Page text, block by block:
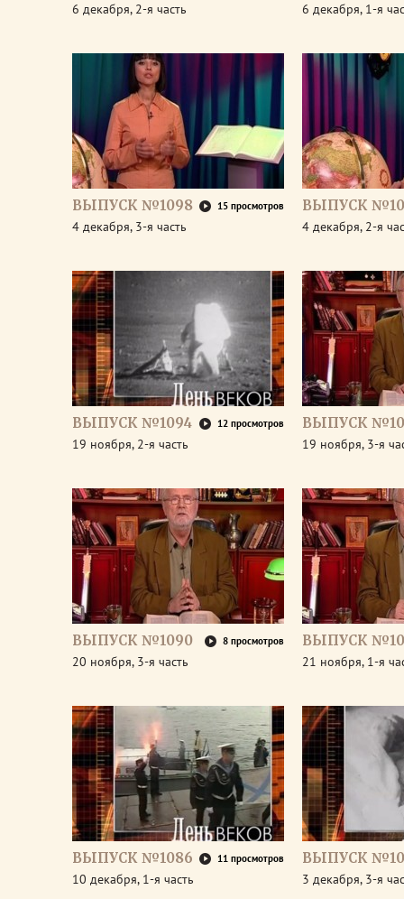
6 декабря, 2-я часть 6 декабря, 1-я
ВЫПУСК №1098 15 просмотров
4 декабря, 3-я часть
ВЫПУСК
4 декабря, 2-я
ВЫПУСК №1094 12 просмотров
19 ноября, 2-я часть
ВЫПУСК
19 ноября, 3-я
ВЫПУСК №1090 8 просмотров
20 ноября, 3-я часть
ВЫПУСК
21 ноября, 1-я
ВЫПУСК №1086 11 просмотров
10 декабря, 1-я часть
ВЫПУСК
3 декабря, 3-я